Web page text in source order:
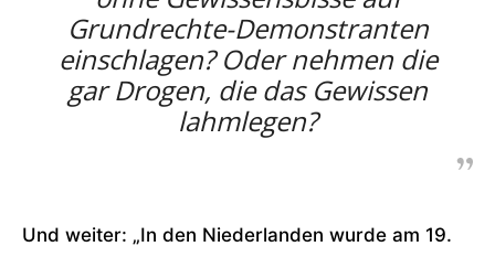
Grundrechte-Demonstranten
einschlagen? Oder nehmen die
gar Drogen, die das Gewissen
lahmlegen?
Und weiter: „In den Niederlanden wurde am 19.